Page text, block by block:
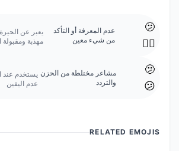
🫤
🤷‍♂️
عدم المعرفة أو التأكد
من شيء معين
يعبر عن
مهذبة ومقبولة
🫤
😕
مشاعر مختلطة من الحزن
والتردد
يستخدم عند
عدم اليقين
RELATED EMOJIS